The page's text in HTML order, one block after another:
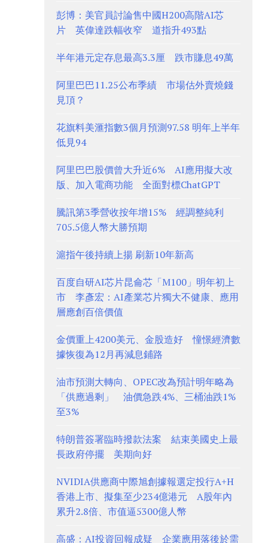
彭博：美官員討論售中國H200高階AI芯
片 英偉達跌幅收窄 道指升493點
半年港元定存息最高3.3厘 跌市賺息49萬
阿里巴巴11.25公布季績 市場估外賣燒錢
見頂？
花旗料美滙指數3個月預測97.58 明年上半年
低見94
阿里巴巴股價曾大升近6% AI應用擬大改
版、加入電商功能 全面對標ChatGPT
騰訊第3季營收按年增15% 經調整純利
705.5億人幣大勝預期
滬指午後持續上揚 刷新10年新高
百度自研AI芯片昆侖芯「M100」明年初上
市 李彥宏：AI產業芯片獨大不健康、應用
層應創百倍價值
金價重上4200美元、金股造好 憧憬經濟數
據恢復為12月再減息鋪路
油市預測大轉向、OPEC改為預計明年略為
「供應過剩」 油價急跌4%、三桶油跌1%
至3%
特朗普簽署臨時撥款法案 結束美國史上最
長政府停擺 美期向好
NVIDIA供應商中際旭創據報選定投行A+H
香港上市、擬集至少234億港元 A股年內
累升2.8倍、市值逼5300億人幣
高盛：AI投資回報成疑 企業應用落後於需